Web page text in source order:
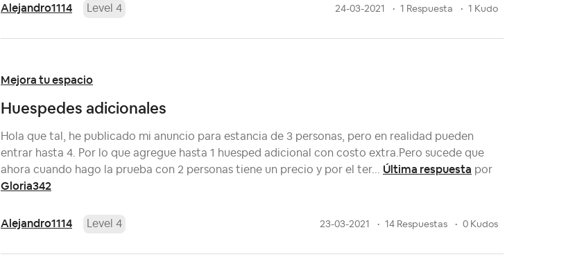
Alejandro1114 Level 4 24-03-2021 1 Respuesta 1 Kudo
Mejora tu espacio
Huespedes adicionales
Hola que tal, he publicado mi anuncio para estancia de 3 personas, pero en realidad pueden
entrar hasta 4. Por lo que agregue hasta 1 huesped adicional con costo extra.Pero sucede que
ahora cuando hago la prueba con 2 personas tiene un precio y por el ter... Última respuesta por
Gloria342
Alejandro1114 Level 4 23-03-2021 14 Respuestas 0 Kudos